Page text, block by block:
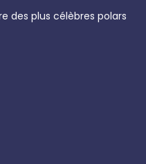
des plus célèbres polars